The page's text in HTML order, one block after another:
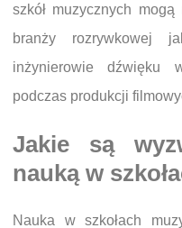
szkół muzycznych
branży rozrywkowej
inżynierowie dźwięku
podczas produkcji
Jakie są
nauką w
Nauka w szkołach